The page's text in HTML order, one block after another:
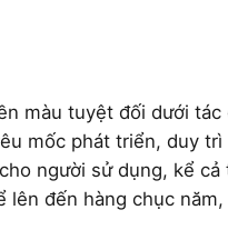
màu tuyệt đối dưới
mốc phát triển, duy
người sử dụng, kể
đến hàng chục